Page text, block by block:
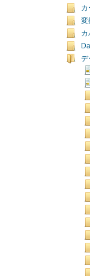
カ
変
カ
デ